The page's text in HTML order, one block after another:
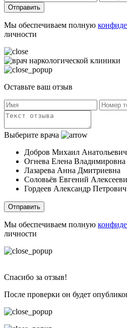
Отправить
Мы обеспечиваем полную
личности
Оставьте ваш отзыв
Выберите врача
Добров Михаил Анатольевич
Огнева Елена Владимировна
Лазарева Анна Дмитриевна
Соловьёв Евгений
Гордеев Александр Петрович
Отправить
Мы обеспечиваем полную
личности
Спасибо за отзыв!
После проверки он будет